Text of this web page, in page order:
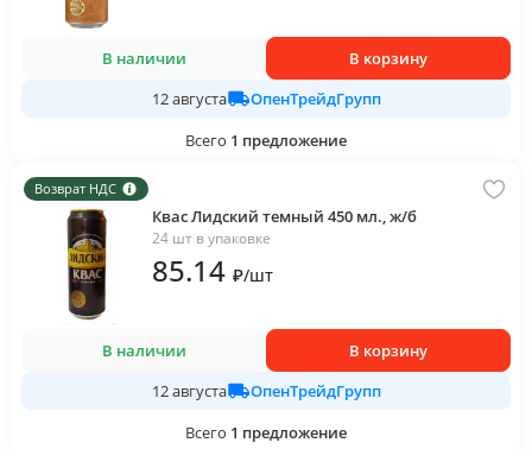
В наличии
В корзину
12 августа
ОпенТрейдГрупп
Всего 1 предложение
Возврат НДС
Квас Лидский темный 450 мл., ж/б
24 шт в упаковке
85.14 ₽/шт
В наличии
В корзину
12 августа
ОпенТрейдГрупп
Всего 1 предложение